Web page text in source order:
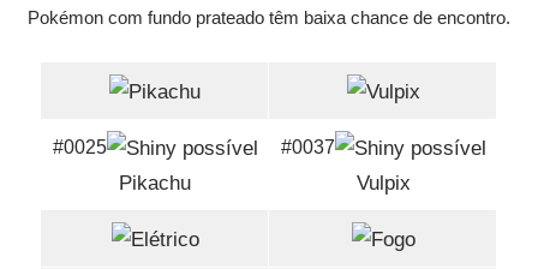
Pokémon com fundo prateado têm baixa chance de encontro.
#0025
Pikachu
#0037
Vulpix